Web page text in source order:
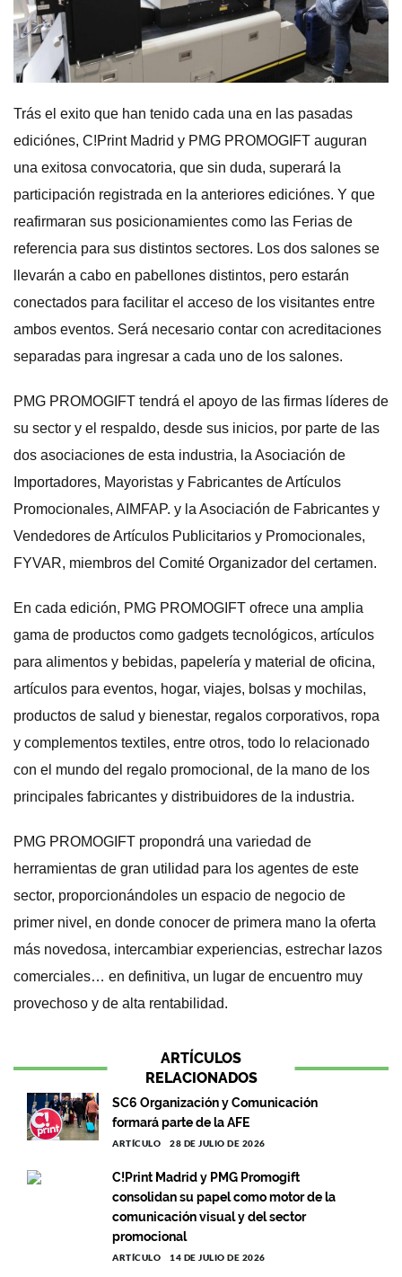
Trás el exito que han tenido cada una en las pasadas
ediciónes, C!Print Madrid y PMG PROMOGIFT auguran
una exitosa convocatoria, que sin duda, superará la
participación registrada en la anteriores ediciónes. Y que
reafirmaran sus posicionamientes como las Ferias de
referencia para sus distintos sectores. Los dos salones se
llevarán a cabo en pabellones distintos, pero estarán
conectados para facilitar el acceso de los visitantes entre
ambos eventos. Será necesario contar con acreditaciones
separadas para ingresar a cada uno de los salones.
PMG PROMOGIFT tendrá el apoyo de las firmas líderes de
su sector y el respaldo, desde sus inicios, por parte de las
dos asociaciones de esta industria, la Asociación de
Importadores, Mayoristas y Fabricantes de Artículos
Promocionales, AIMFAP. y la Asociación de Fabricantes y
Vendedores de Artículos Publicitarios y Promocionales,
FYVAR, miembros del Comité Organizador del certamen.
En cada edición, PMG PROMOGIFT ofrece una amplia
gama de productos como gadgets tecnológicos, artículos
para alimentos y bebidas, papelería y material de oficina,
artículos para eventos, hogar, viajes, bolsas y mochilas,
productos de salud y bienestar, regalos corporativos, ropa
y complementos textiles, entre otros, todo lo relacionado
con el mundo del regalo promocional, de la mano de los
principales fabricantes y distribuidores de la industria.
PMG PROMOGIFT propondrá una variedad de
herramientas de gran utilidad para los agentes de este
sector, proporcionándoles un espacio de negocio de
primer nivel, en donde conocer de primera mano la oferta
más novedosa, intercambiar experiencias, estrechar lazos
comerciales… en definitiva, un lugar de encuentro muy
provechoso y de alta rentabilidad.
ARTÍCULOS
RELACIONADOS
SC6 Organización y Comunicación
formará parte de la AFE
ARTÍCULO 28 DE JULIO DE 2026
C!Print Madrid y PMG Promogift
consolidan su papel como motor de la
comunicación visual y del sector
promocional
ARTÍCULO 14 DE JULIO DE 2026